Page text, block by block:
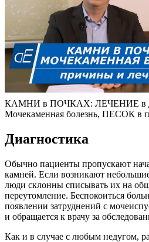
КАМНИ в ПОЧКАХ: ЛЕЧЕНИЕ в
Мочекаменная болезнь, ПЕСОК в
Диагностика
Обычно пациенты пропускают
камней. Если возникают
люди склонны списывать их на
переутомление. Беспокоиться
появлении затруднений с
и обращается к врачу за
Как и в случае с любым недугом,